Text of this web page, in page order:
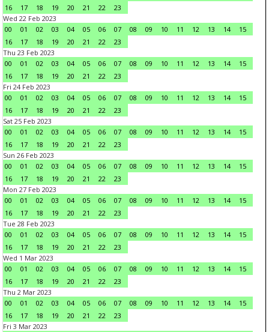
16
17 18 19 20 21 22
23
Wed 22 Feb 2023
00
01 02 03 04 05 06 07 08 09 10 11 12 13 14
15
16
17 18 19 20 21 22
23
Thu 23 Feb 2023
00
01 02 03 04 05 06 07 08 09 10 11 12 13 14
15
16
17 18 19 20 21 22
23
Fri 24 Feb 2023
00
01 02 03 04 05 06 07 08 09 10 11 12 13 14
15
16
17 18 19 20 21 22
23
Sat 25 Feb 2023
00
01 02 03 04 05 06 07 08 09 10 11 12 13 14
15
16
17 18 19 20 21 22
23
Sun 26 Feb 2023
00
01 02 03 04 05 06 07 08 09 10 11 12 13 14
15
16
17 18 19 20 21 22
23
Mon 27 Feb 2023
00
01 02 03 04 05 06 07 08 09 10 11 12 13 14
15
16
17 18 19 20 21 22
23
Tue 28 Feb 2023
00
01 02 03 04 05 06 07 08 09 10 11 12 13 14
15
16
17 18 19 20 21 22
23
Wed 1 Mar 2023
00
01 02 03 04 05 06 07 08 09 10 11 12 13 14
15
16
17 18 19 20 21 22
23
Thu 2 Mar 2023
00
01 02 03 04 05 06 07 08 09 10 11 12 13 14
15
16
17 18 19 20 21 22
23
Fri 3 Mar 2023